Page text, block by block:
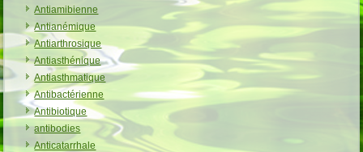
Antiamibienne
Antianémique
Antiarthrosique
Antiasthénique
Antiasthmatique
Antibactérienne
Antibiotique
antibodies
Anticatarrhale